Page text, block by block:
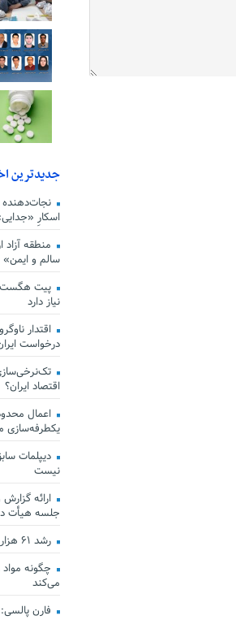
جدیدترین
اسکارِ
منطقه
سالم و ایمن»
پیت هگست:
نیاز دارد
درخواست
اقتصاد ایران؟
اعمال
یکطرفه‌سازی
دیپلمات
نیست
ارائه
جلسه هیأت
رشد ۶۱ هزار واحدی شاخص بورس
چگونه مواد
می‌کند
فارن